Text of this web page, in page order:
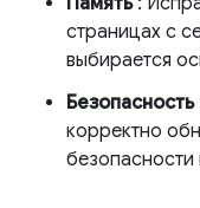
страницах с
выбирается
Безопасность
корректно
безопасности